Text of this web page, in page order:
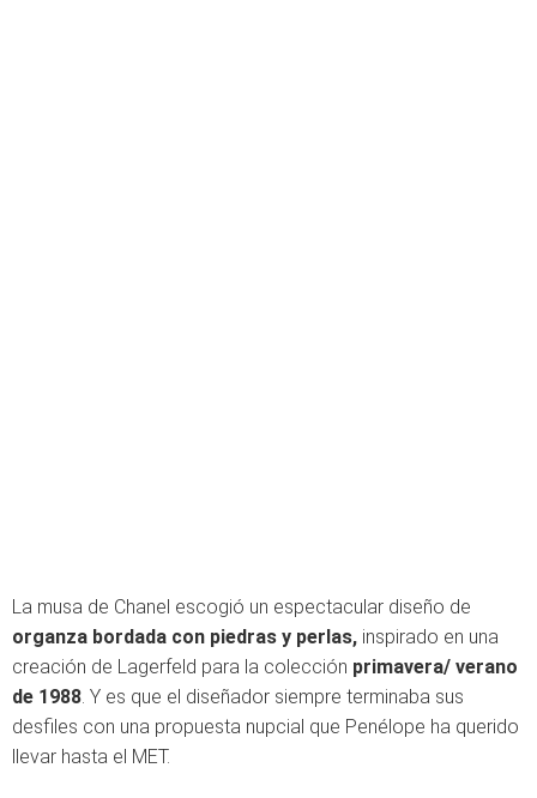
La musa de Chanel escogió un espectacular diseño de
organza bordada con piedras y perlas, inspirado en una
creación de Lagerfeld para la colección primavera/ verano
de 1988. Y es que el diseñador siempre terminaba sus
desfiles con una propuesta nupcial que Penélope ha querido
llevar hasta el MET.